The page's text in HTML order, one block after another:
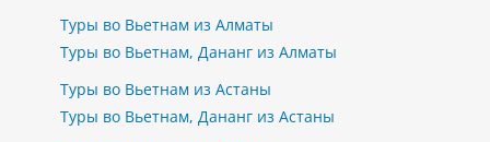
Туры во Вьетнам из Алматы
Туры во Вьетнам, Дананг из Алматы
Туры во Вьетнам из Астаны
Туры во Вьетнам, Дананг из Астаны